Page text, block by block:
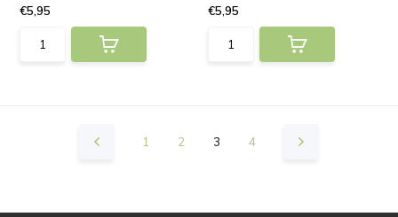
€5,95
€5,95
1 2 3 4